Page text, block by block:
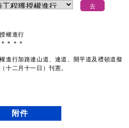
權進行
＊ ＊ ＊ ＊
行加路連山道、連道、開平道及禮頓道擬
十二月十一日）刊憲。
附件